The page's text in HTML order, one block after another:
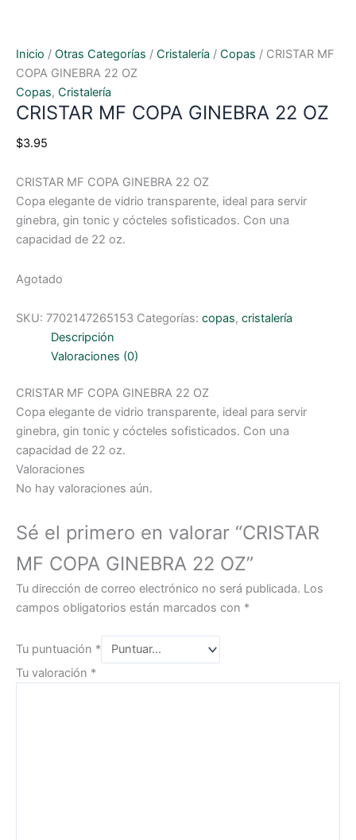
Inicio / Otras Categorías / Cristalería / Copas / CRISTAR MF
COPA GINEBRA 22 OZ
Copas, Cristalería
CRISTAR MF COPA GINEBRA 22 OZ
$3.95
CRISTAR MF COPA GINEBRA 22 OZ
Copa elegante de vidrio transparente, ideal para servir
ginebra, gin tonic y cócteles sofisticados. Con una
capacidad de 22 oz.
Agotado
SKU: 7702147265153 Categorías: copas, cristalería
Descripción
Valoraciones (0)
CRISTAR MF COPA GINEBRA 22 OZ
Copa elegante de vidrio transparente, ideal para servir
ginebra, gin tonic y cócteles sofisticados. Con una
capacidad de 22 oz.
Valoraciones
No hay valoraciones aún.
Sé el primero en valorar “CRISTAR
MF COPA GINEBRA 22 OZ”
Tu dirección de correo electrónico no será publicada. Los
campos obligatorios están marcados con *
Tu puntuación *
Tu valoración *